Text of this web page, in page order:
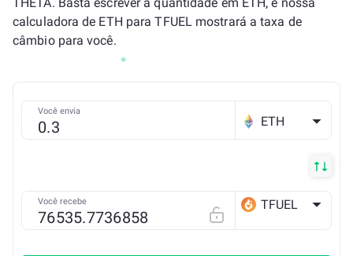
calculadora de ETH para TFUEL mostrará a taxa de
câmbio para você.
Você envia
ETH
Você recebe TFUEL